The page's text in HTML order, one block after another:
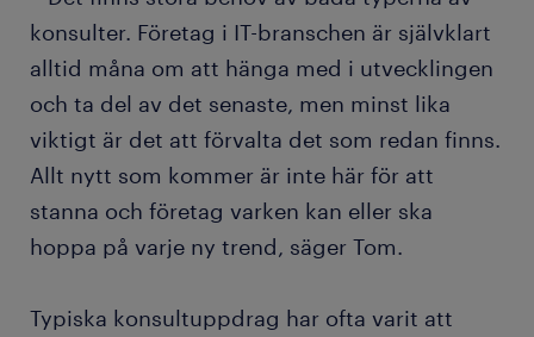
konsulter. Företag i IT-branschen är självklart
alltid måna om att hänga med i utvecklingen
och ta del av det senaste, men minst lika
viktigt är det att förvalta det som redan finns.
Allt nytt som kommer är inte här för att
stanna och företag varken kan eller ska
hoppa på varje ny trend, säger Tom.
Typiska konsultuppdrag har ofta varit att